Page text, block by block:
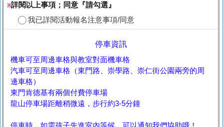
※詳閱以上事項；同意『請勾選』
我已詳閱活動報名注意事項/同意
停車資訊
機車可至周邊車格與教室對面機車格
汽車可至周邊車格（東門路、崇學路、崇仁街公園兩旁的周
邊車格）
東門肯德基有兩個付費停車場
龍山停車場距離稍微遠，步行約3-5分鐘